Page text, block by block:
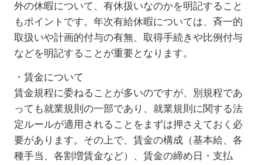
外の休暇について、有休扱いなのかを明記すること
もポイントです。年次有給休暇については、斉一的
取扱いや計画的付与の有無、取得手続きや比例付与
などを明記することが重要となります。
・賃金について
賃金規程に委ねることが多いのですが、別規程であ
っても就業規則の一部であり、就業規則に関する法
定ルールが適用されることをまずは押さえておく必
要があります。その上で、賃金の構成（基本給、各
種手当、各割増賃金など）、賃金の締め日・支払